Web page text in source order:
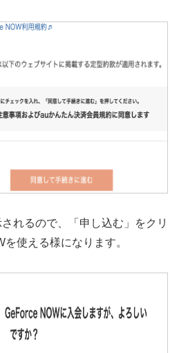
れるので、「申し込む」をクリ
使える様になります。